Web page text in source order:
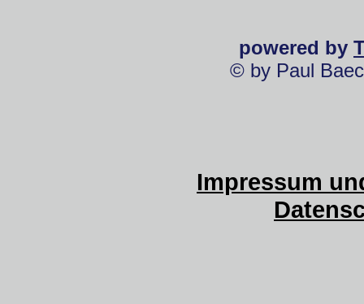
powered by
© by Paul
Impressum